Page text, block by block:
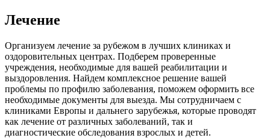
Лечение
Организуем лечение за рубежом в лучших клиниках и
оздоровительных центрах. Подберем проверенные
учреждения, необходимые для вашей реабилитации и
выздоровления. Найдем комплексное решение вашей
проблемы по профилю заболевания, поможем оформить все
необходимые документы для выезда. Мы сотрудничаем с
клиниками Европы и дальнего зарубежья, которые проводят
как лечение от различных заболеваний, так и
диагностические обследования взрослых и детей.